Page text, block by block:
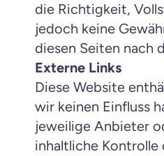
die Richtigkeit,
jedoch keine
diesen Seiten nach
Externe Links
Diese Website
wir keinen Einfluss
jeweilige Anbieter
inhaltliche